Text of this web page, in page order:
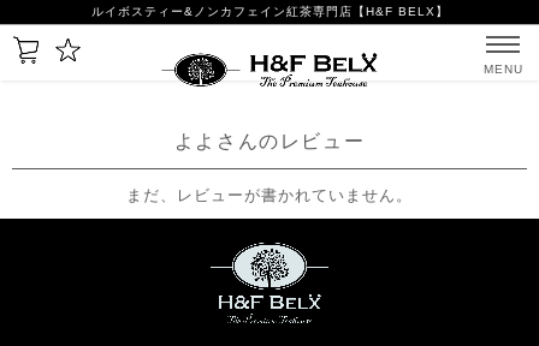
ルイボスティー&ノンカフェイン紅茶専門店【H&F BELX】
MENU
よよさんのレビュー
まだ、レビューが書かれていません。